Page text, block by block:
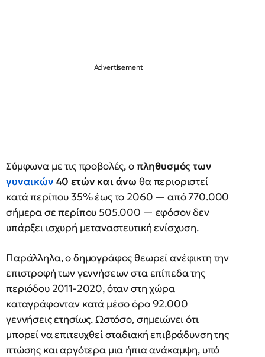
Σύμφωνα με τις προβολές, οπληθυσμός των
γυναικών 40 ετών και άνωθα περιοριστεί
κατά περίπου 35% έως το 2060 — από 770.000
σήμερα σε περίπου 505.000 — εφόσον δεν
υπάρξει ισχυρή μεταναστευτική ενίσχυση.
Παράλληλα, ο δημογράφος θεωρεί ανέφικτη την
επιστροφή των γεννήσεων στα επίπεδα της
περιόδου 2011-2020, όταν στη χώρα
καταγράφονταν κατά μέσο όρο 92.000
γεννήσεις ετησίως. Ωστόσο, σημειώνει ότι
μπορεί να επιτευχθεί σταδιακή επιβράδυνση της
πτώσης και αργότερα μια ήπια ανάκαμψη, υπό